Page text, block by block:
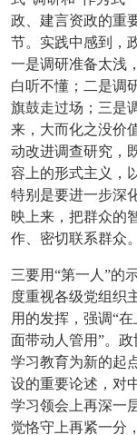
政、建言资政的重
节。实践中感到，
一是调研准备太浅
白听不懂；二是调
旗鼓走过场；三是
来，大而化之没价
动改进调查研究，
容上的形式主义，
特别是要进一步深
映上来，把群众的
作、密切联系群众。
三要用“第一人”的
度重视各级党组织
用的发挥，强调“
面带动人管用”。
学习教育为新的起
设的重要论述，对
学习领会上再深一
觉恪守上再紧一分